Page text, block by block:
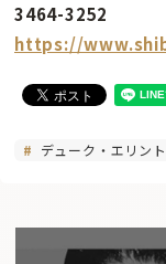
3464-3252
https://
デューク・エリン